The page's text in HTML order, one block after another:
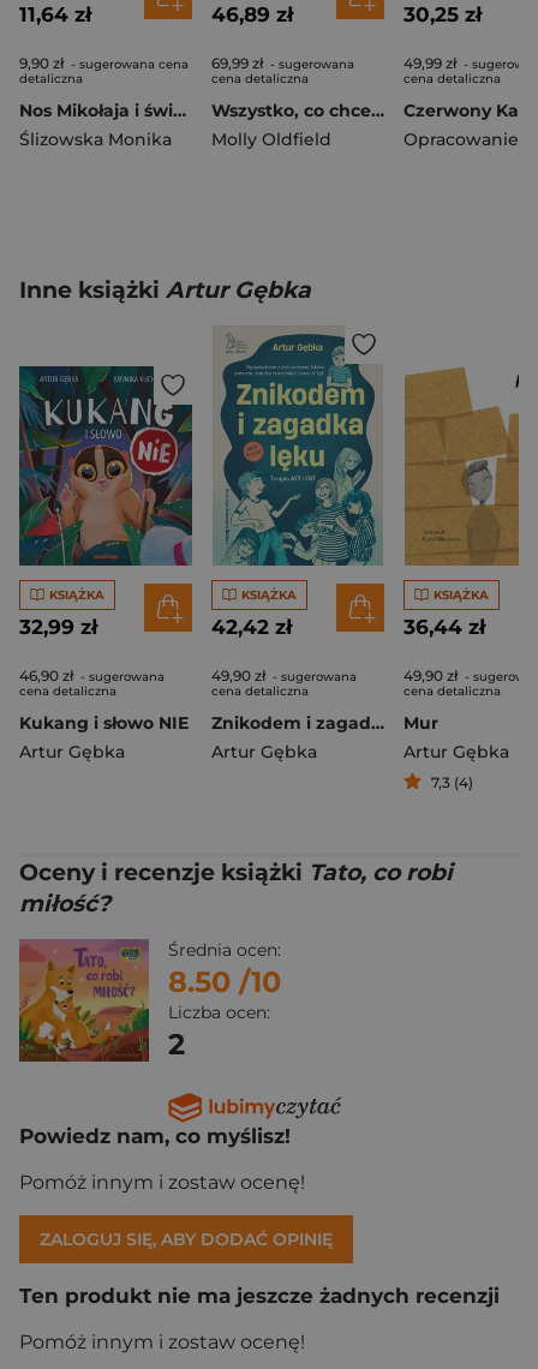
11,64 zł
9,90 zł - sugerowana cena
detaliczna
Nos Mikołaja i świąteczne sreberko
Ślizowska Monika
46,89 zł
69,99 zł - sugerowana
cena detaliczna
Wszystko, co chcesz wiedzieć. Dookoła świata. Genialne pytania i proste odpowiedzi na każdy dzień roku
Molly Oldfield
30,25 zł
49,99 zł -
cena detaliczna
Inne książki Artur Gębka
KSIĄŻKA
32,99 zł
46,90 zł - sugerowana
cena detaliczna
Kukang i słowo NIE
Artur Gębka
KSIĄŻKA
42,42 zł
49,90 zł - sugerowana
cena detaliczna
Znikodem i zagadka lęku
Artur Gębka
KSIĄŻKA
36,44 zł
49,90 zł -
cena detaliczna
Mur
Artur Gębka
7,3 (4)
Oceny i recenzje książki Tato, co robi
miłość?
Średnia ocen:
8.50 /10
Liczba ocen:
2
Powiedz nam, co myślisz!
Pomóż innym i zostaw ocenę!
ZALOGUJ SIĘ, ABY DODAĆ OPINIĘ
Ten produkt nie ma jeszcze żadnych recenzji
Pomóż innym i zostaw ocenę!